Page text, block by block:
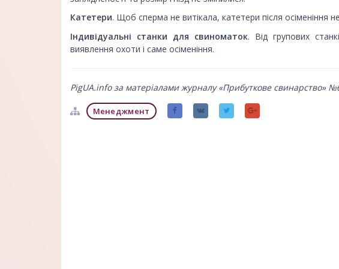
Катетери. Щоб сперма не витікала, катетери після
Індивідуальні станки для свиноматок. Від групових
виявлення охоти і саме осіменіння.
PigUA.info за матеріалами журналу «Прибуткове свинарство»
Менеджмент